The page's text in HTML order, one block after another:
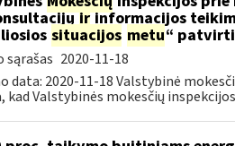
irinformacijos
situacijos metu“
sąrašas 2020-11-18
data: 2020-11-18 Valstybinė
kad Valstybinės mokesčių